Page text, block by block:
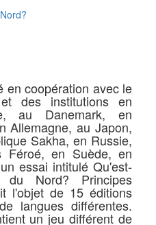
en coopération avec le
des institutions en
au Danemark, en
Allemagne, au Japon,
Sakha, en Russie,
Féroé, en Suède, en
essai intitulé Qu'est-
Nord? Principes
l'objet de 15 éditions
langues différentes.
un jeu différent de